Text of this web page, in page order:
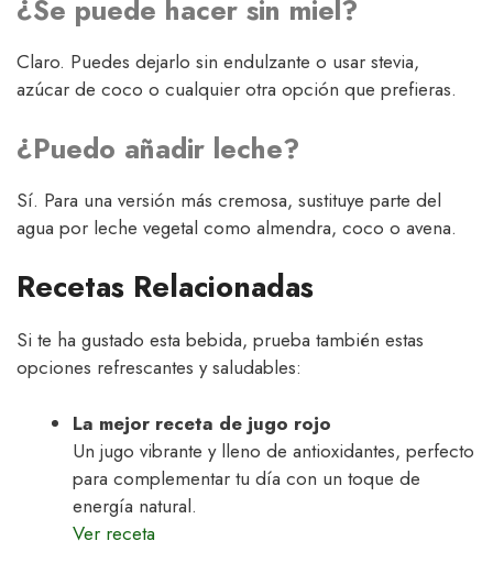
¿Se puede hacer sin miel?
Claro. Puedes dejarlo sin endulzante o usar stevia,
azúcar de coco o cualquier otra opción que prefieras.
¿Puedo añadir leche?
Sí. Para una versión más cremosa, sustituye parte del
agua por leche vegetal como almendra, coco o avena.
Recetas Relacionadas
Si te ha gustado esta bebida, prueba también estas
opciones refrescantes y saludables:
La mejor receta de jugo rojo
Un jugo vibrante y lleno de antioxidantes, perfecto
para complementar tu día con un toque de
energía natural.
Ver receta